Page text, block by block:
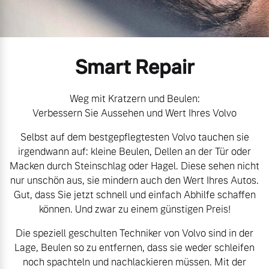
Geschäftskunden
Editionsmodelle
Konnektivität
Angebot anfragen
Volvo Gebrauchtwagenbörse
Zubehörkatalog
Aktuelle Serviceangebote
Service by Volvo
Kontakt und Anfahrt
Smart Repair
Weg mit Kratzern und Beulen:
Verbessern Sie Aussehen und Wert Ihres Volvo
Selbst auf dem bestgepflegtesten Volvo tauchen sie
irgendwann auf: kleine Beulen, Dellen an der Tür oder
Macken durch Steinschlag oder Hagel. Diese sehen nicht
nur unschön aus, sie mindern auch den Wert Ihres Autos.
Gut, dass Sie jetzt schnell und einfach Abhilfe schaffen
können. Und zwar zu einem günstigen Preis!
Die speziell geschulten Techniker von Volvo sind in der
Lage, Beulen so zu entfernen, dass sie weder schleifen
noch spachteln und nachlackieren müssen. Mit der